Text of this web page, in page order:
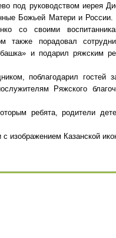
под руководством иерея
Божьей Матери и России.
со своими
также порадовал
и подарил ряжским
поблагодарил гостей
Ряжского
ребята, родители
изображением Казанской